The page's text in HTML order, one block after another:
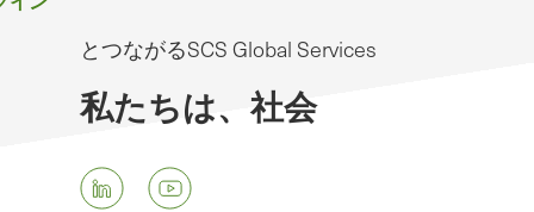
とつながるSCS Global Services
私たちは、社会